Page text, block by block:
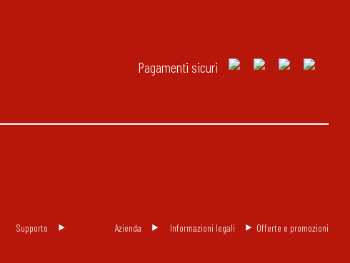
Pagamenti sicuri
Supporto Azienda Informazioni legali Offerte e promozioni